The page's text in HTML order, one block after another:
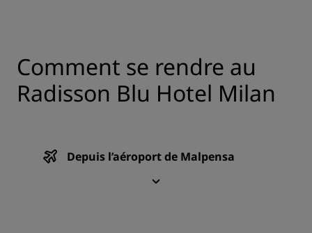
Comment se rendre au
Radisson Blu Hotel Milan
Depuis l’aéroport de Malpensa